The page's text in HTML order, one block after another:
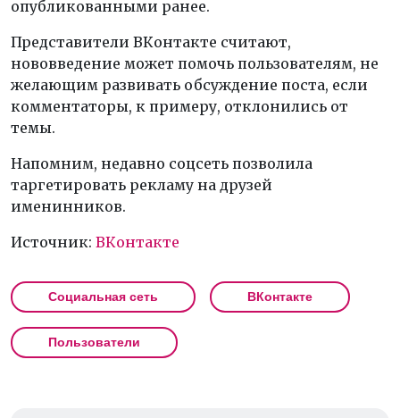
опубликованными ранее.
Представители ВКонтакте считают,
нововведение может помочь пользователям, не
желающим развивать обсуждение поста, если
комментаторы, к примеру, отклонились от
темы.
Напомним, недавно соцсеть позволила
таргетировать рекламу на друзей
именинников.
Источник: ВКонтакте
Социальная сеть ВКонтакте
Пользователи